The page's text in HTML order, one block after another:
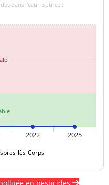
dans l'eau - Source :
lès-Corps
2022 2025